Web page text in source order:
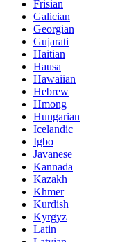
Frisian
Galician
Georgian
Gujarati
Haitian
Hausa
Hawaiian
Hebrew
Hmong
Hungarian
Icelandic
Igbo
Javanese
Kannada
Kazakh
Khmer
Kurdish
Kyrgyz
Latin